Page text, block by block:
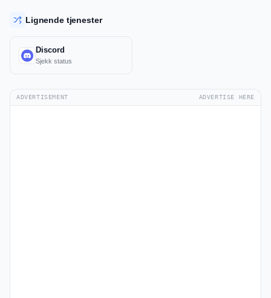
Lignende tjenester
Discord
Sjekk status
ADVERTISEMENT ADVERTISE HERE